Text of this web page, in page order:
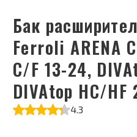
Бак расширительный 8л
Ferroli ARENA
C/F 13-24,
DIVAtop HC/HF
4.3